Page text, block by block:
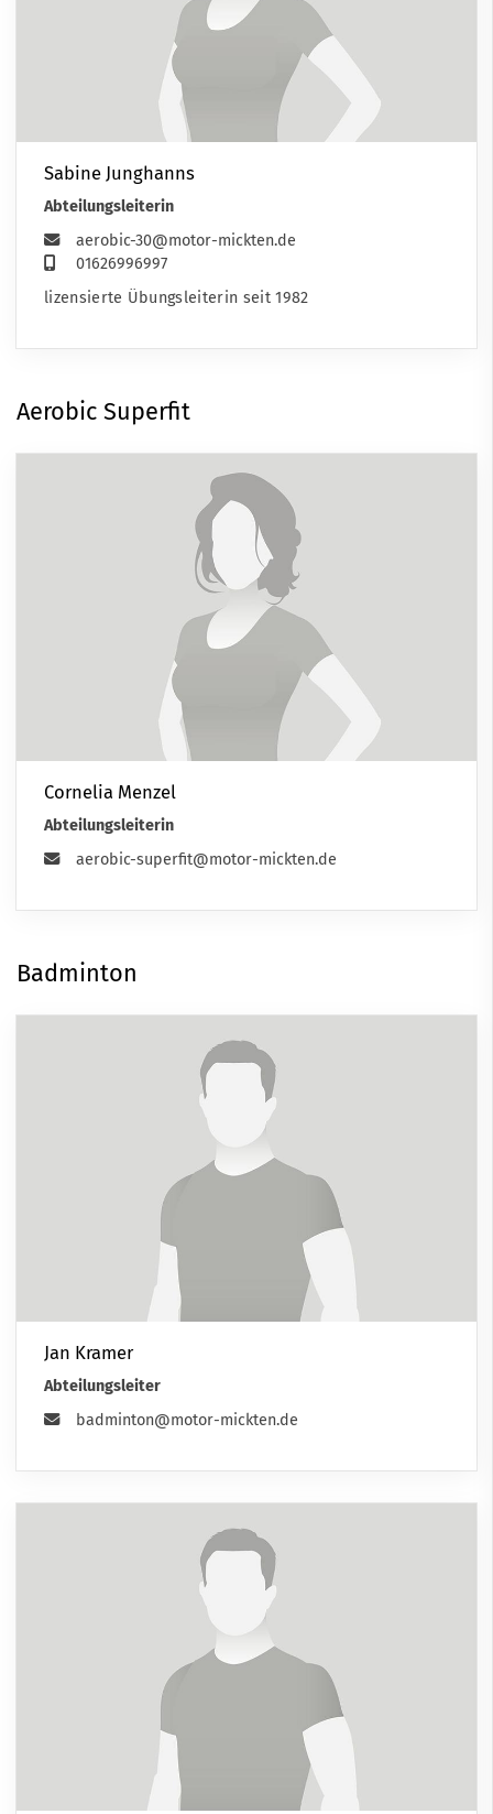
Sabine Junghanns
Abteilungsleiterin
aerobic-30@motor-mickten.de
01626996997
lizensierte Übungsleiterin seit 1982
Aerobic Superfit
Cornelia Menzel
Abteilungsleiterin
aerobic-superfit@motor-mickten.de
Badminton
Jan Kramer
Abteilungsleiter
badminton@motor-mickten.de